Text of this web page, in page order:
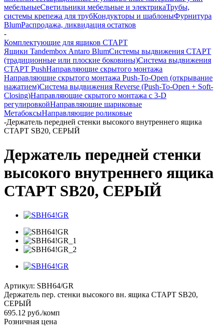
мебельныеСветильники мебельные и электрикаТрубы,
системы крепежа для трубКондукторы и шаблоныФурнитура
BlumРаспродажа, ликвидация остатков
-
Комплектующие для ящиков СТАРТ
Ящики Tandembox Antaro BlumСистемы выдвижения СТАРТ
(традиционные или плоские боковины)Система выдвижения
СТАРТ PushНаправляющие скрытого монтажа
Направляющие скрытого монтажа Push-To-Open (открывание
нажатием)Система выдвижения Reverse (Push-To-Open + Soft-
Closing)Направляющие скрытого монтажа с 3-D
регулировкойНаправляющие шариковые
МетабоксыНаправляющие роликовые
-Держатель передней стенки высокого внутреннего ящика
СТАРТ SB20, СЕРЫЙ
Держатель передней стенки
высокого внутреннего ящика
СТАРТ SB20, СЕРЫЙ
Артикул: SBH64/GR
Держатель пер. стенки высокого вн. ящика СТАРТ SB20,
СЕРЫЙ
695.12 руб./комп
Розничная цена